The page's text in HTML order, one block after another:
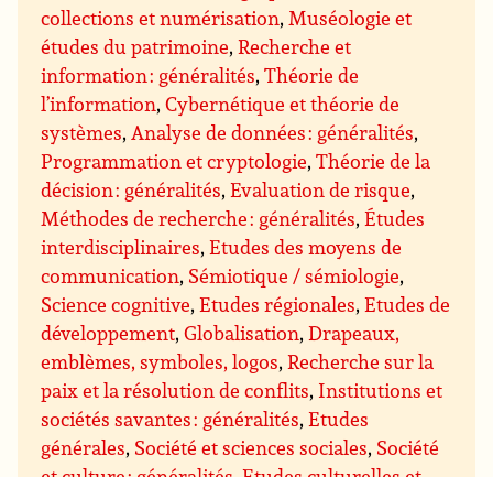
collections et numérisation,Muséologie et
études du patrimoine,Recherche et
information : généralités,Théorie de
l’information,Cybernétique et théorie de
systèmes,Analyse de données : généralités,
Programmation et cryptologie,Théorie de la
décision : généralités,Evaluation de risque,
Méthodes de recherche : généralités,Études
interdisciplinaires,Etudes des moyens de
communication, Sémiotique / sémiologie,
Science cognitive,Etudes régionales,Etudes de
développement,Globalisation,Drapeaux,
emblèmes, symboles, logos,Recherche sur la
paix et la résolution de conflits, Institutions et
sociétés savantes : généralités,Etudes
générales, Société et sciences sociales, Société